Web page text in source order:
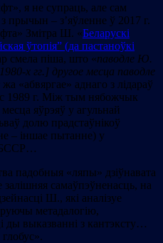
я не супраць, але сам
прычын – з’яўленне ў 2017 г.
Змітра Ш. «Беларускі
ўтопія” (да пастаноўкі
смела піша, што «паводле Ю.
1980-х гг. ] другое месца паводле
жа «абвяргае» аднаго з лідараў
1989 г. Між тым нябожчык
яўрэяў у агульнай
долю прадстаўнікоў
– іншае пытанне) у
БССР…
падобныя «ляпы» дзіўнавата
залішняя самаўпэўненасць, на
Ш., які аналізуе
метадалогію,
ды выказванні з кантэксту…